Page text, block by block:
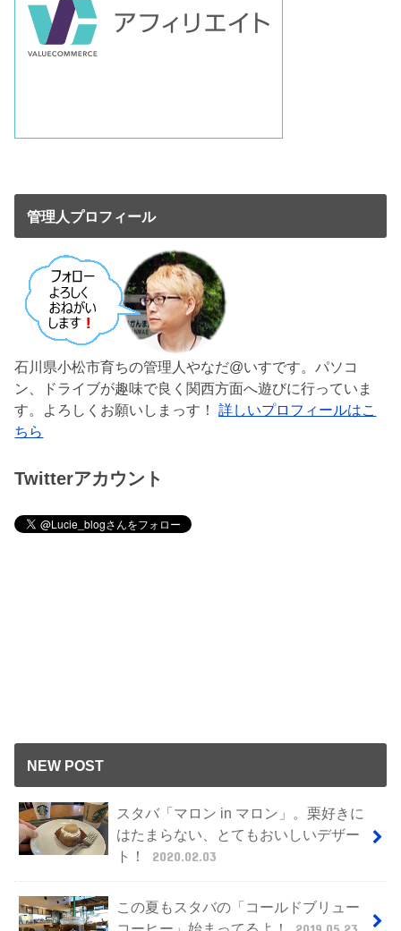
管理人プロフィール
石川県小松市育ちの管理人やなだ@いすです。パソコ
ン、ドライブが趣味で良く関西方面へ遊びに行っていま
す。よろしくお願いしまっす！詳しいプロフィールはこ
ちら
Twitterアカウント
NEW POST
スタバ「マロン in マロン」。栗好きに
はたまらない、とてもおいしいデザー
ト！
2020.02.03
この夏もスタバの「コールドブリュー